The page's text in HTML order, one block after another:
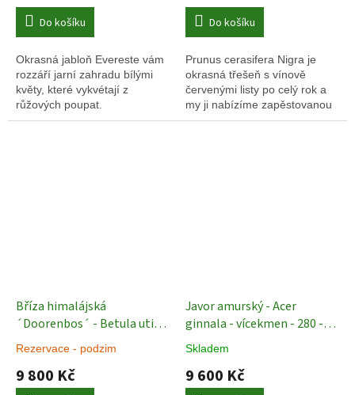
Do košíku
Okrasná jabloň Evereste vám
rozzáří jarní zahradu bílými
květy, které vykvétají z
růžových poupat.
Do košíku
Prunus cerasifera Nigra je
okrasná třešeň s vínově
červenými listy po celý rok a
my ji nabízíme zapěstovanou
do tvaru vícekmene.
Bříza himalájská
´Doorenbos´ - Betula utilis
- vícekmen Exkluziv
Rezervace - podzim
9 800 Kč
Javor amurský - Acer
ginnala - vícekmen - 280 -
350
Skladem
9 600 Kč